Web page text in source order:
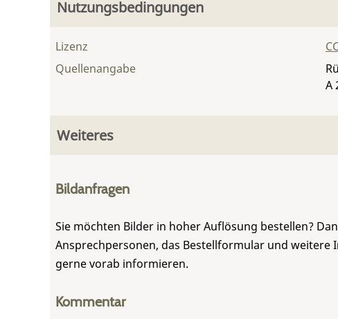
Nutzungsbedingungen
Lizenz
Quellenangabe
A
Weiteres
Bildanfragen
Sie möchten Bilder in hoher Auflösung bestellen?
Ansprechpersonen, das Bestellformular und
gerne vorab informieren.
Kommentar